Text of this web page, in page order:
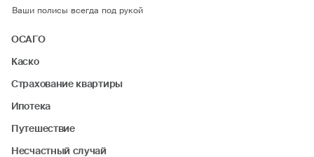
Ваши полисы всегда под рукой
ОСАГО
Каско
Страхование квартиры
Ипотека
Путешествие
Несчастный случай